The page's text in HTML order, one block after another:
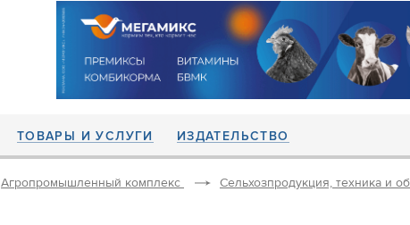
ТОВАРЫ И УСЛУГИ ИЗДАТЕЛЬСТВО
Агропромышленный комплекс Сельхозпродукция, техника и